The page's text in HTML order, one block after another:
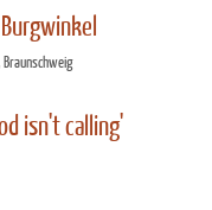
Braunschweig
isn't calling'